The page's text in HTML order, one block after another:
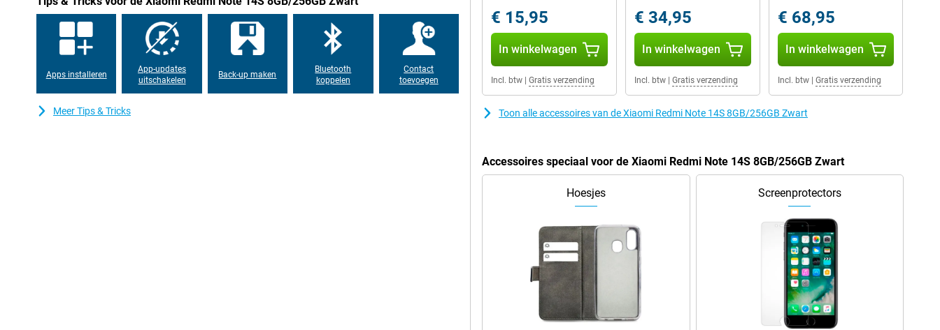
Apps installeren
App-updates
uitschakelen
Back-up maken
Bluetooth
koppelen
Contact
toevoegen
Meer Tips & Tricks
€ 15,95
In winkelwagen
Incl. btw Gratis verzending
€ 34,95
In winkelwagen
Incl. btw| Gratis verzending
€ 68,95
In winkelwagen
Incl. btw| Gratis verzending
Toon alle accessoires van de Xiaomi Redmi Note 14S 8GB/256GB Zwart
Accessoires speciaal voor de Xiaomi Redmi Note 14S 8GB/256GB Zwart
Hoesjes Screenprotectors